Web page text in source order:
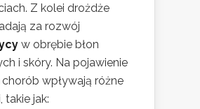
Z kolei drożdże
za rozwój
w obrębie błon
i skóry. Na pojawienie
wpływają różne
takie jak: